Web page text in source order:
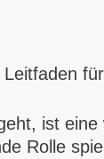
ist
Rolle